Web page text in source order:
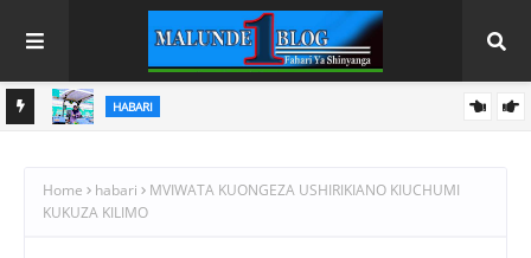
HABARI
Home habari
MVIWATA KUONGEZA USHIRIKIANO KIUCHUMI
KUKUZA KILIMO